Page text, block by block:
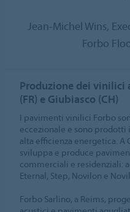
Jean-Michel Wins,
Forbo
Produzione dei vinilici
(FR) e Giubiasco (CH)
I pavimenti vinilici Forbo
eccezionale e sono
alta efficienza energetica. A
sviluppa e produce
commerciali e residenziali:
Eternal, Step, Novilon e
Forbo Sarlino, a Reims,